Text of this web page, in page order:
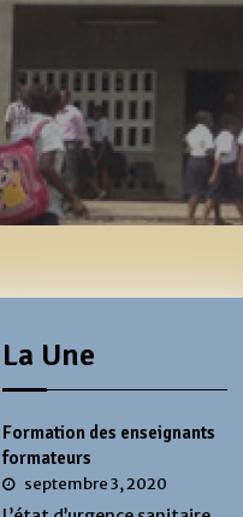
La Une
Formation des enseignants
formateurs
septembre 3, 2020